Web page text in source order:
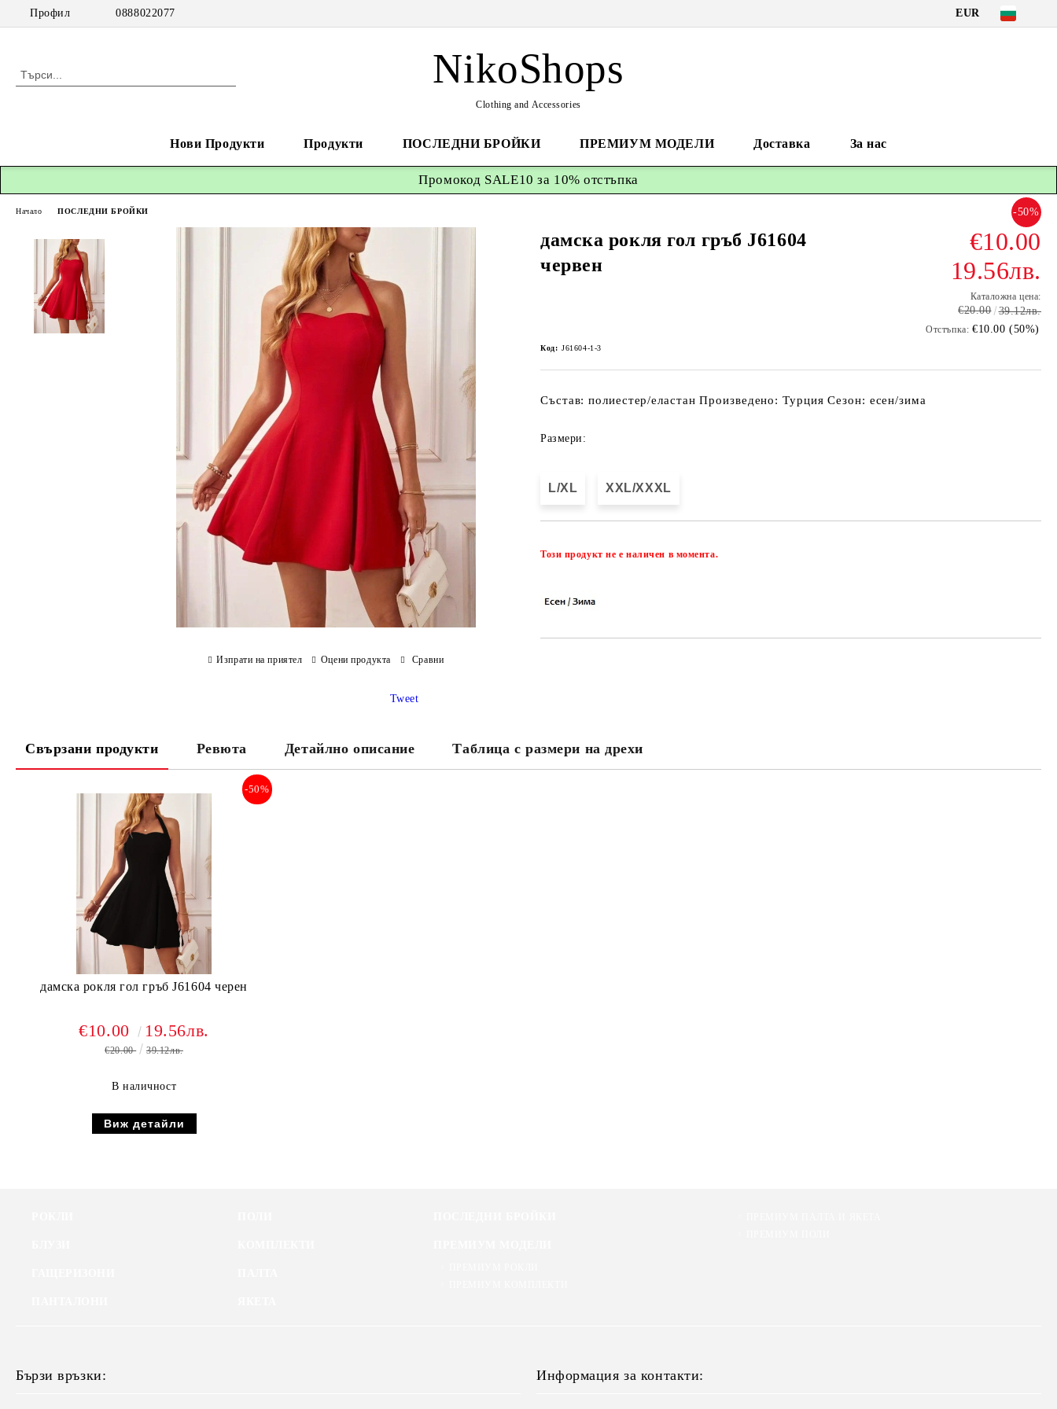
Профил 0888022077 EUR
NikoShops
Clothing and Accessories
Нови Продукти Продукти ПОСЛЕДНИ БРОЙКИ ПРЕМИУМ МОДЕЛИ Доставка За нас
Промокод SALE10 за 10% отстъпка
Начало ПОСЛЕДНИ БРОЙКИ
дамска рокля гол гръб J61604
червен
-50%
€10.00
19.56лв.
Каталожна цена:
€20.00 39.12лв.
Отстъпка: €10.00 (50%)
Код: J61604-1-3
Състав: полиестер/еластан Произведено: Турция Сезон: есен/зима
Размери:
L/XL XXL/XXXL
Този продукт не е наличен в момента.
Изпрати на приятел Оцени продукта Сравни
Tweet
Свързани продукти Ревюта Детайлно описание Таблица с размери на дрехи
дамска рокля гол гръб J61604 черен
-50%
€10.00 19.56лв.
€20.00 39.12лв.
В наличност
Виж детайли
Бързи връзки: Информация за контакти: